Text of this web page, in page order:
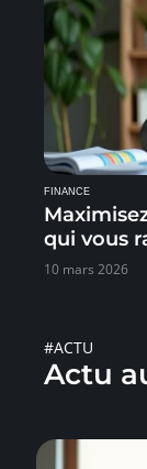
FINANCE
qui vous
10 mars 2026
#ACTU
Actu